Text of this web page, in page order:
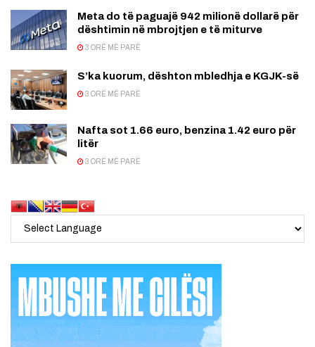
Meta do të paguajë 942 milionë dollarë për
dështimin në mbrojtjen e të miturve
3 ORË MË PARË
S’ka kuorum, dështon mbledhja e KGJK-së
3 ORË MË PARË
Nafta sot 1.66 euro, benzina 1.42 euro për
litër
3 ORË MË PARË